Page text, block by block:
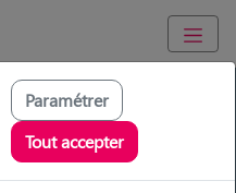
: Garde chien et chat en
et promenades
animaux à
Paramétrer
Tout accepter